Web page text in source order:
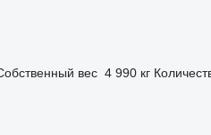
вес 4 990 кг